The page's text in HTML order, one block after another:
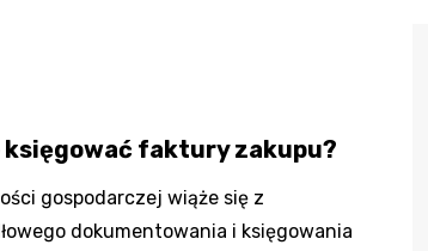
księgować faktury zakupu?
gospodarczej wiąże się z
dokumentowania i księgowania